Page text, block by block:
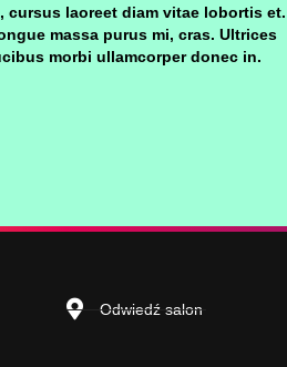
laoreet diam vitae lobortis et.
massa purus mi, cras. Ultrices
morbi ullamcorper donec in.
Odwiedź salon